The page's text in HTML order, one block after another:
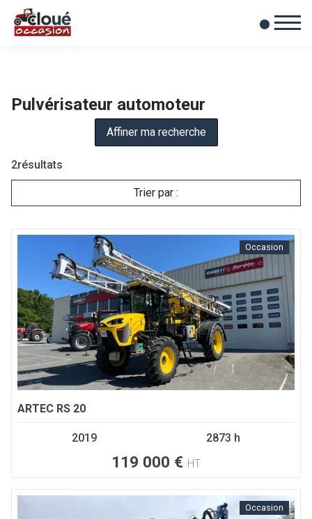
Mes favoris
0
Pulvérisateur automoteur
2résultats
Trier par :
Affiner ma recherche
Occasion
ARTEC RS 20
2019 2873 h
119 000 € HT
Occasion